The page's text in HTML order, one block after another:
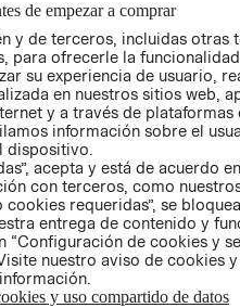
CONDICIONES
AVISO DE
PRIVACIDAD
GIFT CARD
AVISO DE
de empezar a comprar
y de terceros, incluidas otras
para ofrecerle la
su experiencia de usuario,
en nuestros sitios web,
y a través de plataformas
información sobre el
dispositivo.
acepta y está de acuerdo
con terceros, como
requeridas”, se
entrega de contenido y
“Configuración de cookies y
nuestro aviso de cookies
y uso compartido de datos